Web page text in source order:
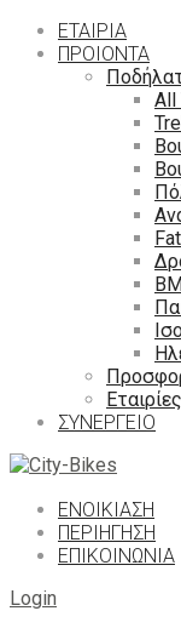
ΕΤΑΙΡΙΑ
ΠΡΟΙΟΝΤΑ
All
Εταιρίες
ΣΥΝΕΡΓΕΙΟ
ΕΝΟΙΚΙΑΣΗ
ΠΕΡΙΉΓΗΣΗ
ΕΠΙΚΟΙΝΩΝΙΑ
Login